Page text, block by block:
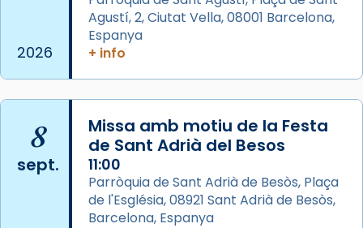
missa d’acció de gràcies en agraïment al
comitè organitzador de la visita apostòlica
del Sant Pare Lleó XIV a Barcelona, i als
L’arquebisbe de Barcelona, el cardenal Joan
Josep Omella, ha presidit la missa i l’ha
concelebrat el bisbe auxiliar de Barcelona,
Mons. David Abadías.
📸 Dr. G. Simón
2026
Agustí, 2, Ciutat Vella, 08001 Barcelona,
Espanya
+ info
8
sept.
Missa amb motiu de la Festa
de Sant Adrià del Besos
11:00
Parròquia de Sant Adrià de Besòs, Plaça
de l'Església, 08921 Sant Adrià de Besòs,
Barcelona, Espanya